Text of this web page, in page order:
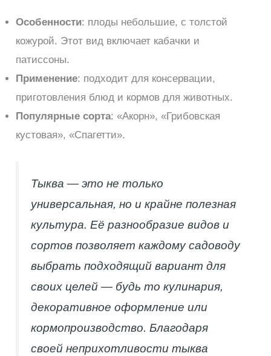
Особенности: плоды небольшие, с толстой
кожурой. Этот вид включает кабачки и
патиссоны.
Применение: подходит для консервации,
приготовления блюд и кормов для животных.
Популярные сорта: «Акорн», «Грибовская
кустовая», «Спагетти».
Тыква — это не только
универсальная, но и крайне полезная
культура. Её разнообразие видов и
сортов позволяет каждому садоводу
выбрать подходящий вариант для
своих целей — будь то кулинария,
декоративное оформление или
кормопроизводство. Благодаря
своей неприхотливости тыква